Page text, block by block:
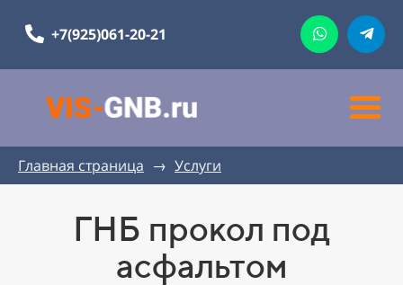
+7(925)061-20-21
Главная страница → Услуги
ГНБ прокол под
асфальтом